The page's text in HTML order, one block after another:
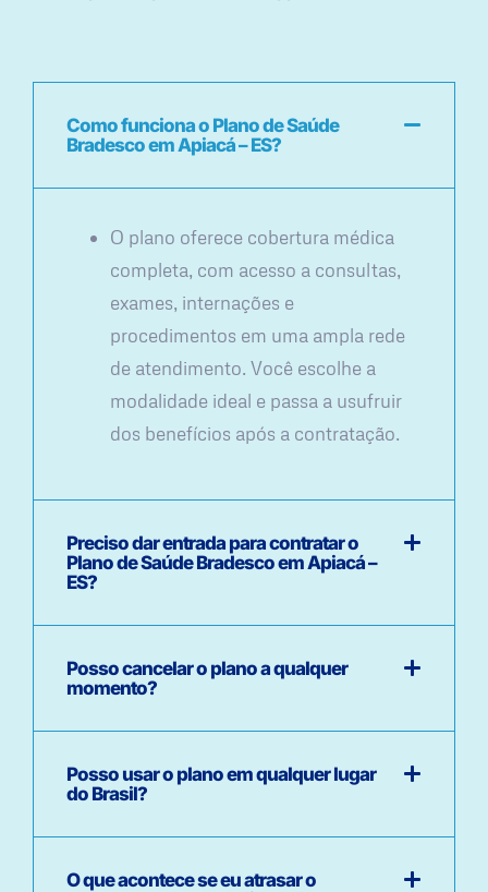
Como funciona o Plano de Saúde
Bradesco em Apiacá – ES?
O plano oferece cobertura médica
completa, com acesso a consultas,
exames, internações e
procedimentos em uma ampla rede
de atendimento. Você escolhe a
modalidade ideal e passa a usufruir
dos benefícios após a contratação.
Preciso dar entrada para contratar o
Plano de Saúde Bradesco em Apiacá –
ES?
Posso cancelar o plano a qualquer
momento?
Posso usar o plano em qualquer lugar
do Brasil?
O que acontece se eu atrasar o